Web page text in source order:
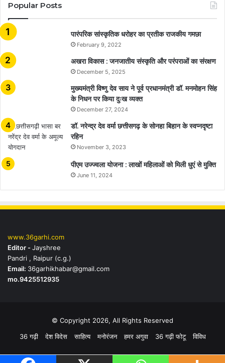
Popular Posts
​​​​​​​पारंपरिक सांस्कृतिक धरोहर का प्रतीक राजकीय गमछा
February 9, 2022
अखरा विकास : जनजातीय संस्कृति और परंपराओं का संरक्षण
December 5, 2025
मुख्यमंत्री विष्णु देव साय ने पूर्व प्रधानमंत्री डॉ. मनमोहन सिंह
के निधन पर किया दुःख व्यक्त
December 27, 2024
डॉ. नरेन्द्र देव वर्मा छत्तीसगढ़ के सोनहा बिहान के स्वप्नदृष्टा
रहिन
November 3, 2023
पीएम उज्ज्वला योजना : लाखों महिलाओं को मिली धुएं से मुक्ति
June 11, 2024
www.36garhi.com
Editor -Jayshree
Pandri , Raipur (c.g.)
Email: 36garhikhabar@gmail.com
mo.9425512935
© Copyright 2026, All Rights Reserved
36 गढ़ी
देश विदेस साहित्य मनोरंजन हमर अगुवा 36 गढ़ी फोटू विविध